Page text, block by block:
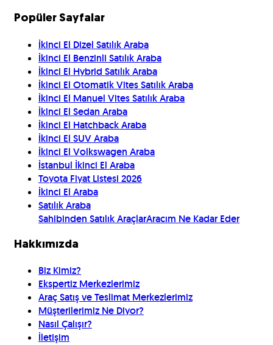
Popüler Sayfalar
İkinci El Dizel Satılık Araba
İkinci El Benzinli Satılık Araba
İkinci El Hybrid Satılık Araba
İkinci El Otomatik Vites Satılık Araba
İkinci El Manuel Vites Satılık Araba
İkinci El Sedan Araba
İkinci El Hatchback Araba
İkinci El SUV Araba
İkinci El Volkswagen Araba
İstanbul İkinci El Araba
Toyota Fiyat Listesi 2026
İkinci El Araba
Satılık Araba
Sahibinden Satılık AraçlarAracım Ne Kadar Eder
Hakkımızda
Biz Kimiz?
Ekspertiz Merkezlerimiz
Araç Satış ve Teslimat Merkezlerimiz
Müşterilerimiz Ne Diyor?
Nasıl Çalışır?
İletişim